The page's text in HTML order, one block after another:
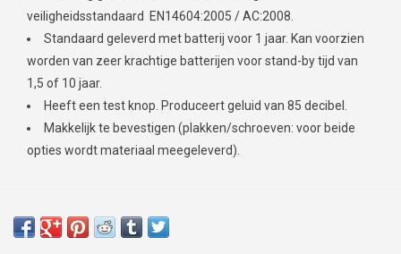
veiligheidsstandaard EN14604:2005 / AC:2008.
Standaard geleverd met batterij voor 1 jaar. Kan voorzien
worden van zeer krachtige batterijen voor stand-by tijd van
1,5 of 10 jaar.
Heeft een test knop. Produceert geluid van 85 decibel.
Makkelijk te bevestigen (plakken/schroeven: voor beide
opties wordt materiaal meegeleverd).